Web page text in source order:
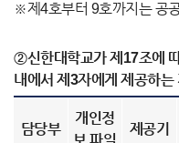
※제4호부터 9호까지는 공
②신한대학교가 제17조에
내에서 제3자에게 제공하
담당부
개인정
보 파일
제공기